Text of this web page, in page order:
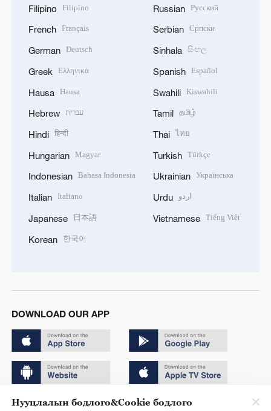
Filipino Filipino
French Français
German Deutsch
Greek Ελληνικά
Hausa Hausa
Hebrew עברית
Hindi हिन्दी
Hungarian Magyar
Indonesian Bahasa Indonesia
Italian Italiano
Japanese 日本語
Korean 한국어
Russian Русский
Serbian Српски
Sinhala සිංහල
Spanish Español
Swahili Kiswahili
Tamil தமிழ்
Thai ไทย
Turkish Türkçe
Ukrainian Українська
Urdu اردو
Vietnamese Tiếng Việt
DOWNLOAD OUR APP
Copyright © 2024 CGTN.
Нууцлалын бодлого&Cookie бодлого